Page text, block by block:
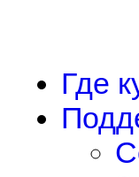
Где